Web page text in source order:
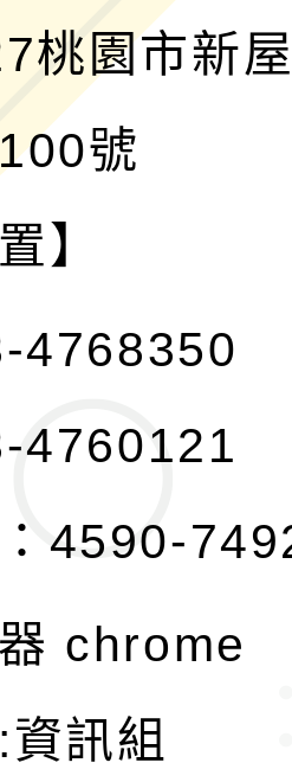
桃園市新
號
】
4768350
4760121
4590-
chrome
訊組